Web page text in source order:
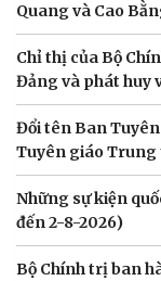
Quang và Cao
Chỉ thị của Bộ
Đảng và phát huy
Đổi tên Ban
Tuyên giáo Trung
Những sự kiện
đến 2-8-2026)
Bộ Chính trị ban